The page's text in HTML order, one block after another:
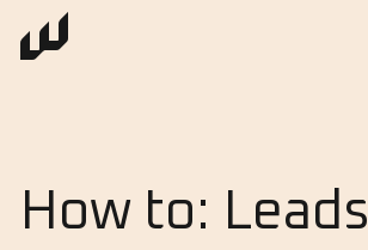
How to: Leads